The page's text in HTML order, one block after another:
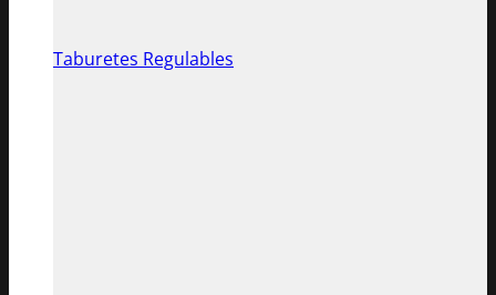
Taburetes Regulables